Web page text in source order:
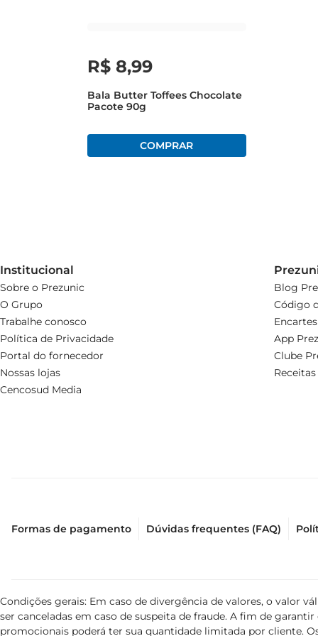
R$ 8,99
Bala Butter Toffees Chocolate
Pacote 90g
Institucional
Sobre o Prezunic
O Grupo
Trabalhe conosco
Política de Privacidade
Portal do fornecedor
Nossas lojas
Cencosud Media
Blog
Código
Encartes
App
Clube
Receitas
Formas de pagamento Dúvidas frequentes (FAQ)
Condições gerais: Em caso de divergência de valores, o valor
ser canceladas em caso de suspeita de fraude. A fim de
promocionais poderá ter sua quantidade limitada por cliente.